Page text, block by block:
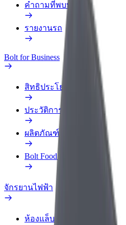
คำถามที่พบบ่อย
รายงานรถ
Bolt for Business
สิทธิประโยชน์
ประวัติการทำงาน
ผลิตภัณฑ์
Bolt Food สำหรับองค์กร
จักรยานไฟฟ้า
ห้องแล็บความปลอดภัย